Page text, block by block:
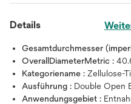
Details
Gesamtdurchmesser
OverallDiameterMetric :
Kategoriename : Zellulose-
Ausführung : Double Open
Anwendungsgebiet :